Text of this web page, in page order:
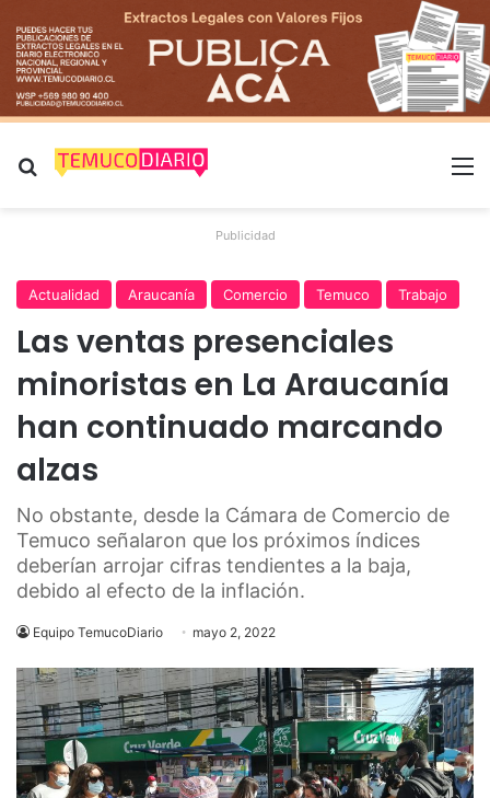
Buscar por
Publicidad
Actualidad Araucanía Comercio Temuco Trabajo
Las ventas presenciales
minoristas en La Araucanía
han continuado marcando
alzas
No obstante, desde la Cámara de Comercio de
Temuco señalaron que los próximos índices
deberían arrojar cifras tendientes a la baja,
debido al efecto de la inflación.
Equipo TemucoDiario mayo 2, 2022